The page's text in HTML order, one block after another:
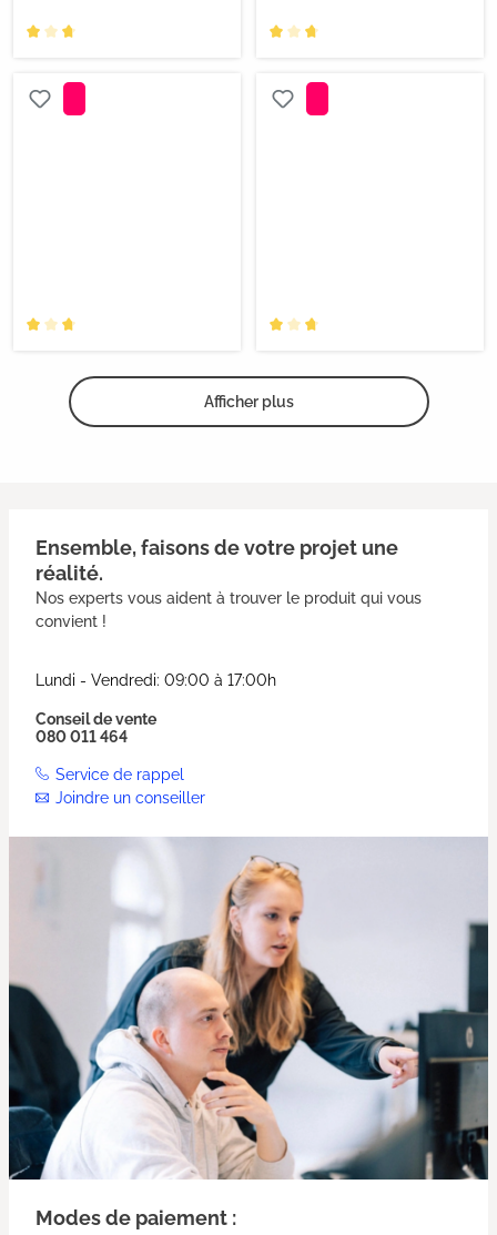
Afficher plus
Ensemble, faisons de votre projet une
réalité.
Nos experts vous aident à trouver le produit qui vous
convient !
Lundi - Vendredi: 09:00 à 17:00h
Conseil de vente
080 011 464
Service de rappel
Joindre un conseiller
Modes de paiement :